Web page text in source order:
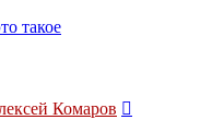
такое
Комаров